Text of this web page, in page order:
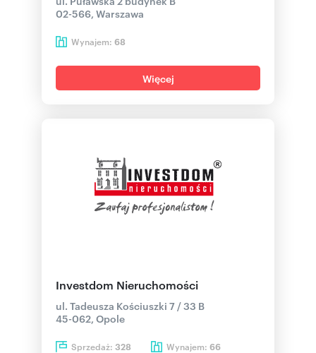
02-566, Warszawa
Wynajem: 68
Więcej
Investdom Nieruchomości
ul. Tadeusza Kościuszki 7 / 33 B
45-062, Opole
Sprzedaż: 328 Wynajem: 66